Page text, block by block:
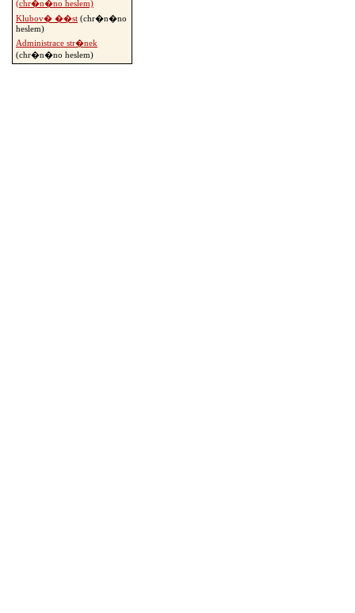
(chr�n�no heslem)
Klubov� ��st (chr�n�no
heslem)
Administrace str�nek
(chr�n�no heslem)